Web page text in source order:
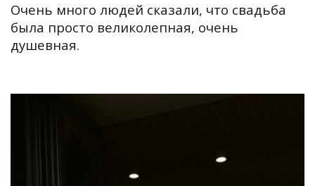
Очень много людей сказали, что свадьба
была просто великолепная, очень
душевная.